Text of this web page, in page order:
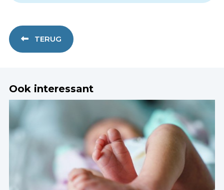
TERUG
Ook interessant